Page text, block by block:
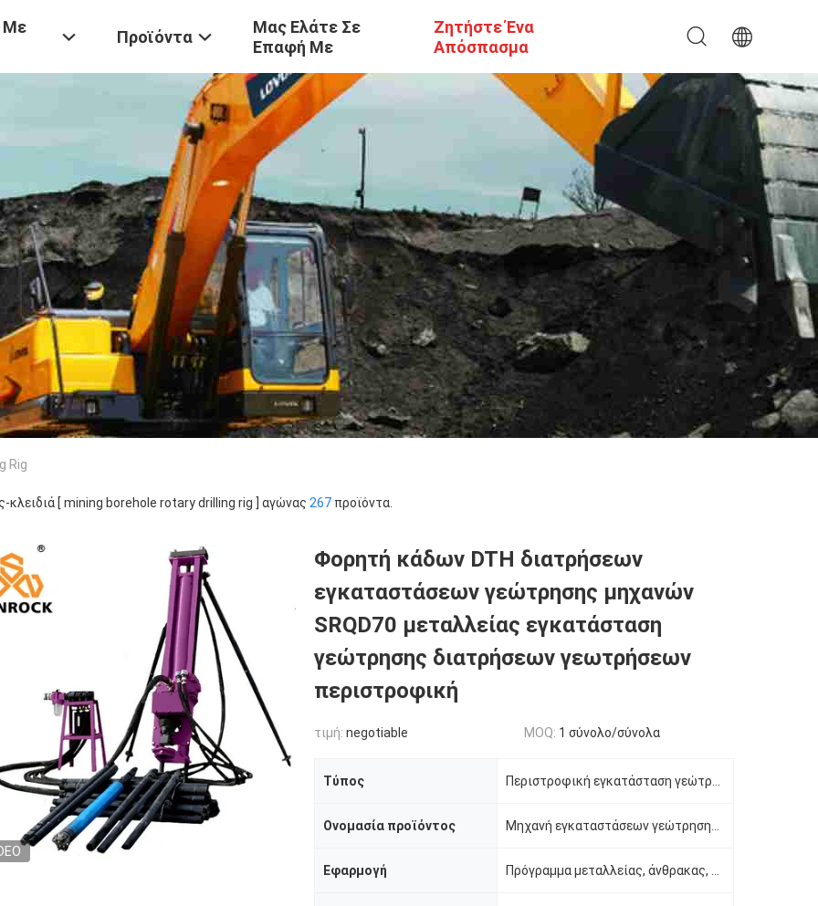
Με
Προϊόντα
Μας Ελάτε Σε
Επαφή Με
Ζητήστε Ένα
Απόσπασμα
Rig
κλειδιά [ mining borehole rotary drilling rig ] αγώνας 267 προϊόντα.
Φορητή κάδων DTH διατρήσεων
εγκαταστάσεων γεώτρησης μηχανών
SRQD70 μεταλλείας εγκατάσταση
γεώτρησης διατρήσεων γεωτρήσεων
περιστροφική
τιμή: negotiable MOQ: 1 σύνολο/σύνολα
Τύπος
Ονομασία προϊόντος
Εφαρμογή